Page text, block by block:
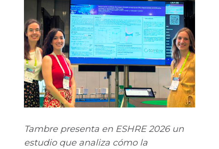
Tambre presenta en ESHRE 2026 un
estudio que analiza cómo la